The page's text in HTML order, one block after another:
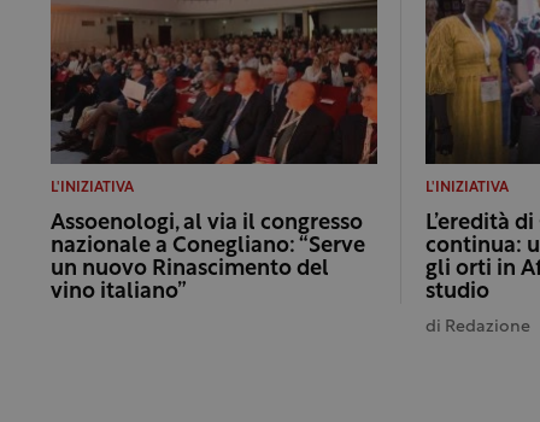
L'INIZIATIVA
Assoenologi, al via il congresso
nazionale a Conegliano: “Serve
un nuovo Rinascimento del
vino italiano”
L'INIZIATIVA
L’eredità
continua:
gli orti in
studio
di Redazione